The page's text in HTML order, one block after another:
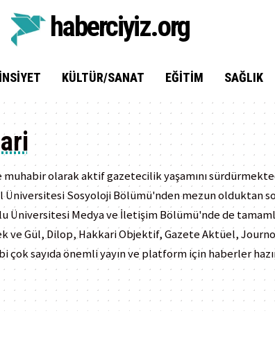
haberciyiz.org
KÜLTÜR/SANAT EĞITIM SAĞLIK
olarak aktif gazetecilik yaşamını
Üniversitesi Sosyoloji Bölümü'nden mezun olduktan
Üniversitesi Medya ve İletişim Bölümü'nde de
ve Gül, Dilop, Hakkari Objektif, Gazete Aktüel,
çok sayıda önemli yayın ve platform için haberler